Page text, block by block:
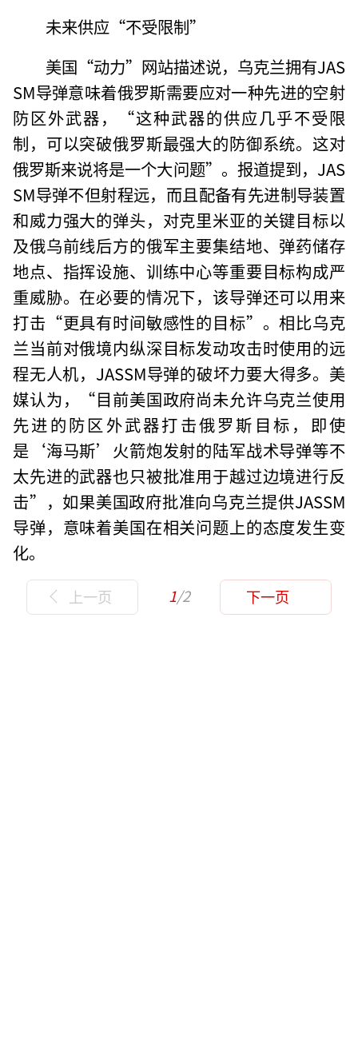
未来供应“不受限制”
美国“动力”网站描述说，乌克兰拥有JAS
SM导弹意味着俄罗斯需要应对一种先进的空射
防区外武器，“这种武器的供应几乎不受限
制，可以突破俄罗斯最强大的防御系统。这对
俄罗斯来说将是一个大问题”。报道提到，JAS
SM导弹不但射程远，而且配备有先进制导装置
和威力强大的弹头，对克里米亚的关键目标以
及俄乌前线后方的俄军主要集结地、弹药储存
地点、指挥设施、训练中心等重要目标构成严
重威胁。在必要的情况下，该导弹还可以用来
打击“更具有时间敏感性的目标”。相比乌克
兰当前对俄境内纵深目标发动攻击时使用的远
程无人机，JASSM导弹的破坏力要大得多。美
媒认为，“目前美国政府尚未允许乌克兰使用
先进的防区外武器打击俄罗斯目标，即使
是‘海马斯’火箭炮发射的陆军战术导弹等不
太先进的武器也只被批准用于越过边境进行反
击”，如果美国政府批准向乌克兰提供JASSM
导弹，意味着美国在相关问题上的态度发生变
化。
上一页 1/2 下一页